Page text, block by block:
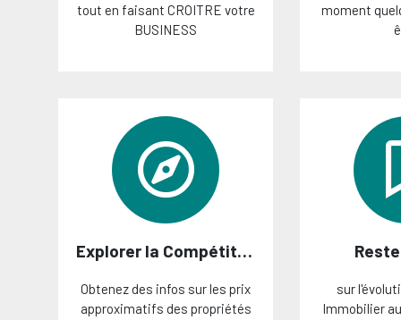
tout en faisant CROITRE votre
BUSINESS
moment
Explorer la Compétition
Obtenez des infos sur les prix
approximatifs des propriétés
sur
Immobilier